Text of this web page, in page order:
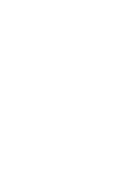
入りました。 発送も早く、
うで安心いたしまし